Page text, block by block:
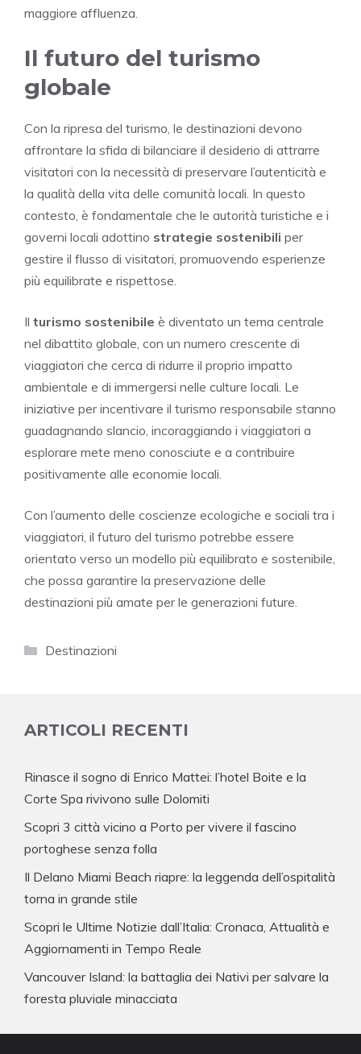
maggiore affluenza.
Il futuro del turismo
globale
Con la ripresa del turismo, le destinazioni devono
affrontare la sfida di bilanciare il desiderio di attrarre
visitatori con la necessità di preservare l’autenticità e
la qualità della vita delle comunità locali. In questo
contesto, è fondamentale che le autorità turistiche e i
governi locali adottino strategie sostenibili per
gestire il flusso di visitatori, promuovendo esperienze
più equilibrate e rispettose.
Il turismo sostenibile è diventato un tema centrale
nel dibattito globale, con un numero crescente di
viaggiatori che cerca di ridurre il proprio impatto
ambientale e di immergersi nelle culture locali. Le
iniziative per incentivare il turismo responsabile stanno
guadagnando slancio, incoraggiando i viaggiatori a
esplorare mete meno conosciute e a contribuire
positivamente alle economie locali.
Con l’aumento delle coscienze ecologiche e sociali tra i
viaggiatori, il futuro del turismo potrebbe essere
orientato verso un modello più equilibrato e sostenibile,
che possa garantire la preservazione delle
destinazioni più amate per le generazioni future.
Categorie
Destinazioni
ARTICOLI RECENTI
Rinasce il sogno di Enrico Mattei: l’hotel Boite e la
Corte Spa rivivono sulle Dolomiti
Scopri 3 città vicino a Porto per vivere il fascino
portoghese senza folla
Il Delano Miami Beach riapre: la leggenda dell’ospitalità
torna in grande stile
Scopri le Ultime Notizie dall’Italia: Cronaca, Attualità e
Aggiornamenti in Tempo Reale
Vancouver Island: la battaglia dei Nativi per salvare la
foresta pluviale minacciata